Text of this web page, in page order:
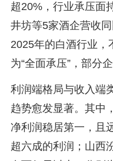
超20%，行业承压面
井坊等5家酒企营收
2025年的白酒行业，
为“全面承压”，部分
利润端格局与收入端
趋势愈发显著。其中
净利润稳居第一，且
超六成的利润；山西